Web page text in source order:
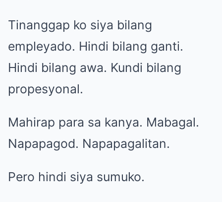
Tinanggap ko siya bilang
empleyado. Hindi bilang ganti.
Hindi bilang awa. Kundi bilang
propesyonal.
Mahirap para sa kanya. Mabagal.
Napapagod. Napapagalitan.
Pero hindi siya sumuko.